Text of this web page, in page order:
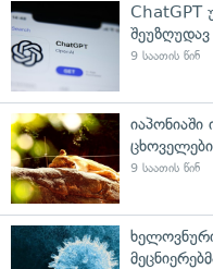
ChatGPT
9 საათის წინ
9 საათის წინ